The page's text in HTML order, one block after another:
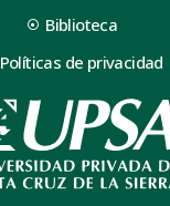
Biblioteca
Políticas de privacidad